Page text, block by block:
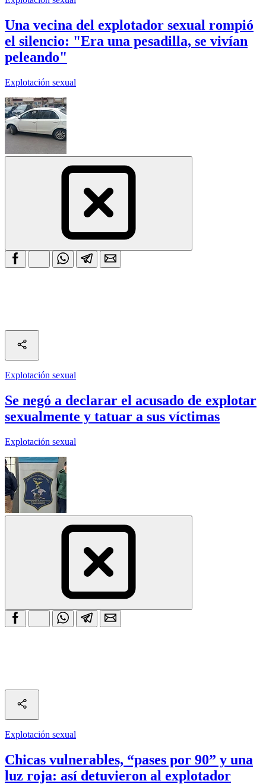
Una vecina del explotador sexual rompió
el silencio: "Era una pesadilla, se vivían
peleando"
Explotación sexual
Explotación sexual
Se negó a declarar el acusado de explotar
sexualmente y tatuar a sus víctimas
Explotación sexual
Explotación sexual
Chicas vulnerables, “pases por 90” y una
luz roja: así detuvieron al explotador